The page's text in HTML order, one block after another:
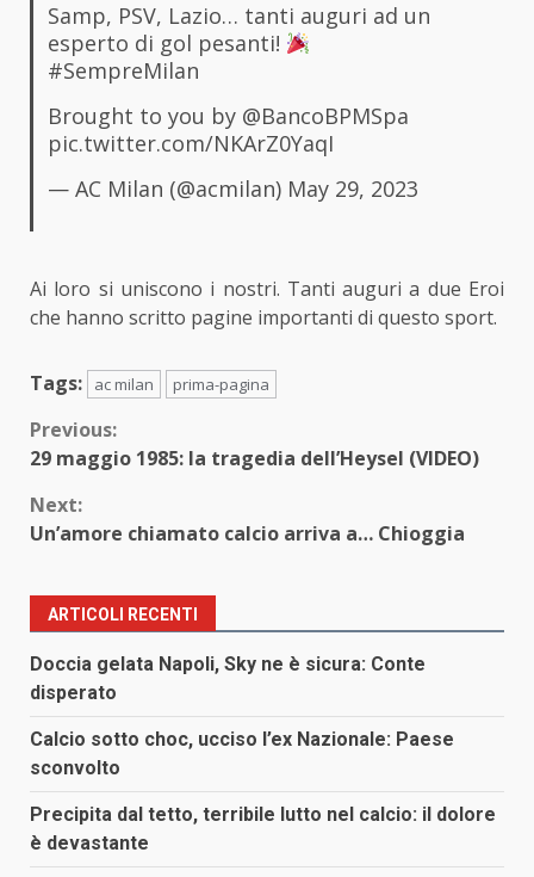
Samp, PSV, Lazio… tanti auguri ad un
esperto di gol pesanti!
#SempreMilan
Brought to you by @BancoBPMSpa
pic.twitter.com/NKArZ0YaqI
— AC Milan (@acmilan) May 29, 2023
Ai loro si uniscono i nostri. Tanti auguri a due Eroi
che hanno scritto pagine importanti di questo sport.
Tags: ac milan prima-pagina
Continue
Reading
Previous:
29 maggio 1985: la tragedia dell’Heysel (VIDEO)
Next:
Un’amore chiamato calcio arriva a… Chioggia
ARTICOLI RECENTI
Doccia gelata Napoli, Sky ne è sicura: Conte
disperato
Calcio sotto choc, ucciso l’ex Nazionale: Paese
sconvolto
Precipita dal tetto, terribile lutto nel calcio: il dolore
è devastante